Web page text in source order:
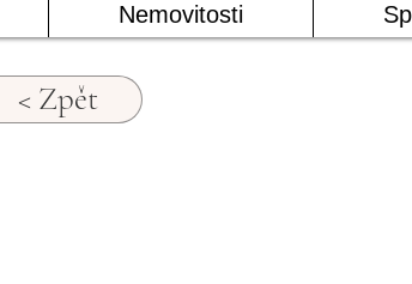
Nemovitosti
< Zpět